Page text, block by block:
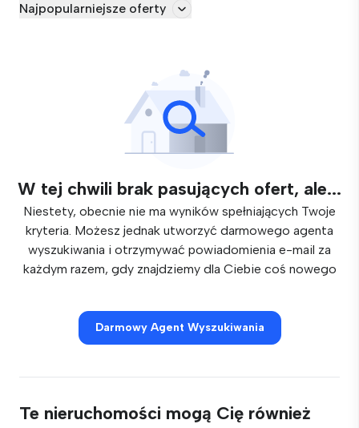
Najpopularniejsze oferty
W tej chwili brak pasujących ofert, ale...
Niestety, obecnie nie ma wyników spełniających Twoje
kryteria. Możesz jednak utworzyć darmowego agenta
wyszukiwania i otrzymywać powiadomienia e-mail za
każdym razem, gdy znajdziemy dla Ciebie coś nowego
Darmowy Agent Wyszukiwania
Te nieruchomości mogą Cię również